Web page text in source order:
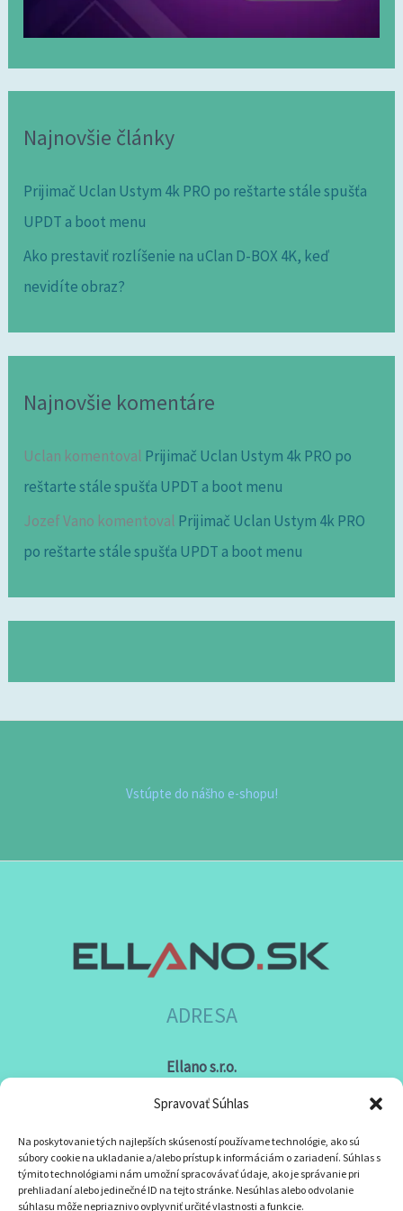
Spravovať Súhlas
Na poskytovanie tých najlepších skúseností používame technológie, ako sú
súbory cookie na ukladanie a/alebo prístup k informáciám o zariadení. Súhlas s
týmito technológiami nám umožní spracovávať údaje, ako je správanie pri
prehliadaní alebo jedinečné ID na tejto stránke. Nesúhlas alebo odvolanie
súhlasu môže nepriaznivo ovplyvniť určité vlastnosti a funkcie.
Najnovšie články
Prijimač Uclan Ustym 4k PRO po reštarte stále spušťa
UPDT a boot menu
Ako prestaviť rozlíšenie na uClan D-BOX 4K, keď
nevidíte obraz?
Najnovšie komentáre
Uclan komentoval Prijimač Uclan Ustym 4k PRO po
reštarte stále spušťa UPDT a boot menu
Jozef Vano komentoval Prijimač Uclan Ustym 4k PRO
po reštarte stále spušťa UPDT a boot menu
Vstúpte do nášho e-shopu!
ADRESA
Ellano s.r.o.
Sídlo: Štiavnička 211/49
Slovenská republika